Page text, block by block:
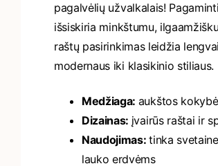
pagalvėlių užvalkalais!
išsiskiria minkštumu,
raštų pasirinkimas leidžia
modernaus iki klasikinio stiliaus.
Medžiaga: aukštos
Dizainas: įvairūs raštai ir
Naudojimas:tinka
lauko erdvėms